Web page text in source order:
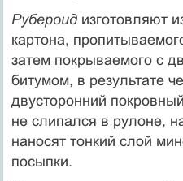
Рубероидизготовляют
картона,
затем покрываемого с
битумом, в результате
двусторонний
не слипался в рулоне,
наносят тонкий слой
посыпки.